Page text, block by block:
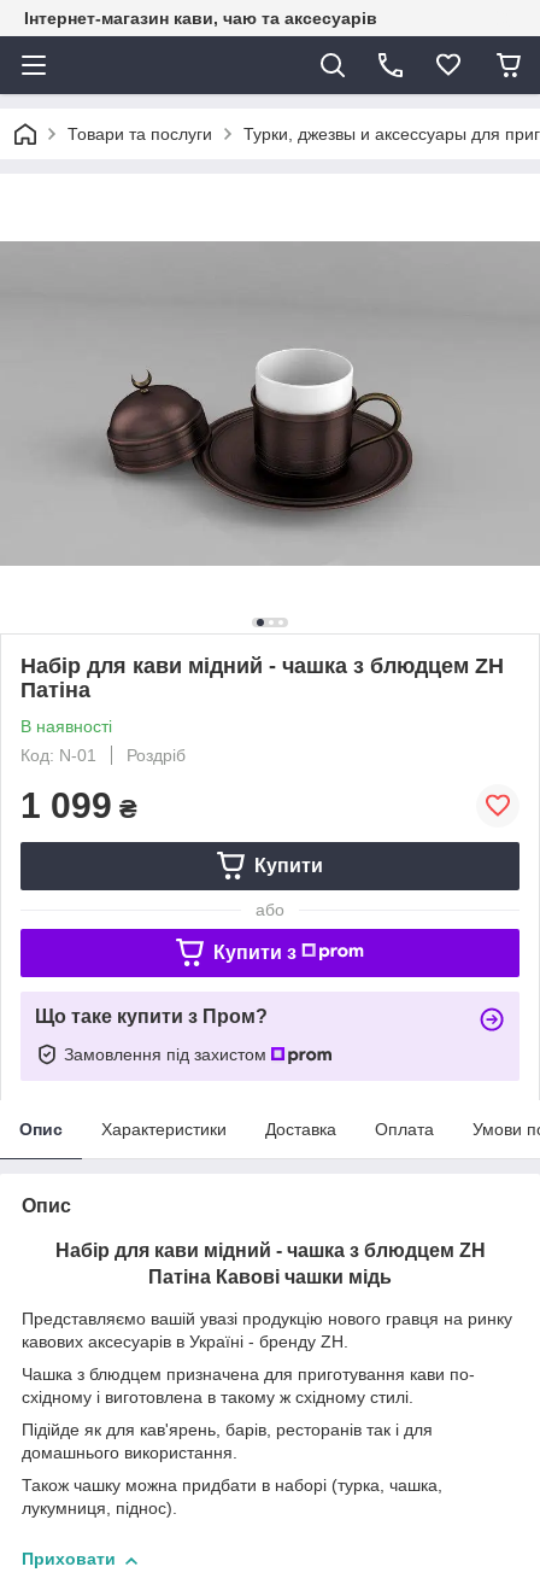
Інтернет-магазин кави, чаю та аксесуарів
Товари та послуги Турки, джезвы и аксессуары для
Набір для кави мідний - чашка з блюдцем ZH
Патіна
В наявності
Код: N-01
Роздріб
1 099 ₴
Купити
або
Купити з
Що таке купити з Пром?
Замовлення під захистом
Опис Характеристики Доставка Оплата Умови
Опис
Набір для кави мідний - чашка з блюдцем ZH
Патіна Кавові чашки мідь
Представляємо вашій увазі продукцію нового гравця на ринку
кавових аксесуарів в Україні - бренду ZH.
Чашка з блюдцем призначена для приготування кави по-
східному і виготовлена в такому ж східному стилі.
Підійде як для кав'ярень, барів, ресторанів так і для
домашнього використання.
Також чашку можна придбати в наборі (турка, чашка,
лукумниця, піднос).
Приховати